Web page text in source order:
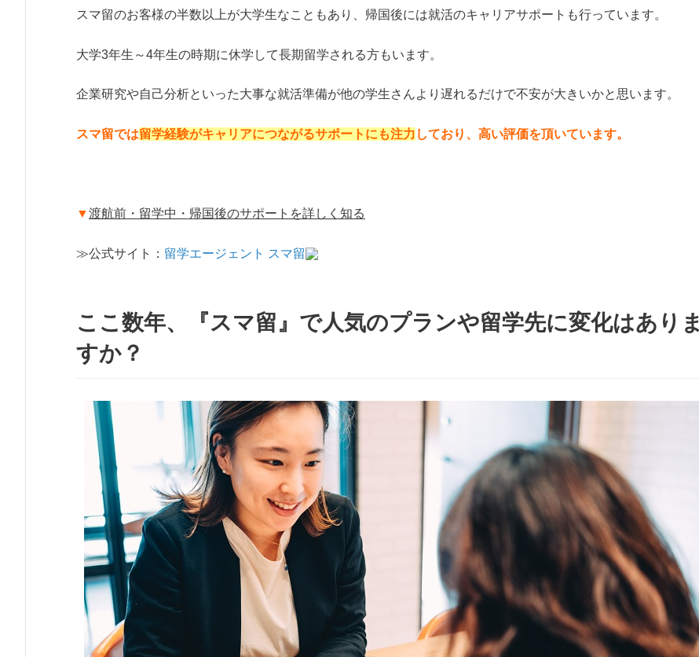
スマ留のお客様の半数以上が大学生なこともあり、帰国後には就活のキャリアサポートも行っています。
大学3年生～4年生の時期に休学して長期留学される方もいます。
企業研究や自己分析といった大事な就活準備が他の学生さんより遅れるだけで不安が大きいかと思います。
スマ留では留学経験がキャリアにつながるサポートにも注力 しており、高い評価を頂いています。
▼渡航前・留学中・帰国後のサポートを詳しく知る
≫公式サイト： 留学エージェント スマ留
ここ数年、『スマ留』で人気のプランや留学先に変化はありま
すか？